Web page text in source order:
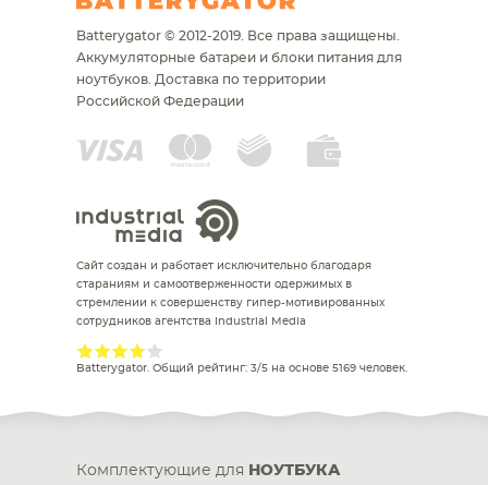
Batterygator © 2012-2019. Все права защищены.
Аккумуляторные батареи и блоки питания для
ноутбуков. Доставка по территории
Российской Федерации
Сайт создан и работает исключительно благодаря
стараниям и самоотверженности одержимых в
стремлении к совершенству гипер-мотивированных
сотрудников агентства Industrial Media
Batterygator. Общий рейтинг: 3/5 на основе 5169 человек.
Комплектующие для НОУТБУКА